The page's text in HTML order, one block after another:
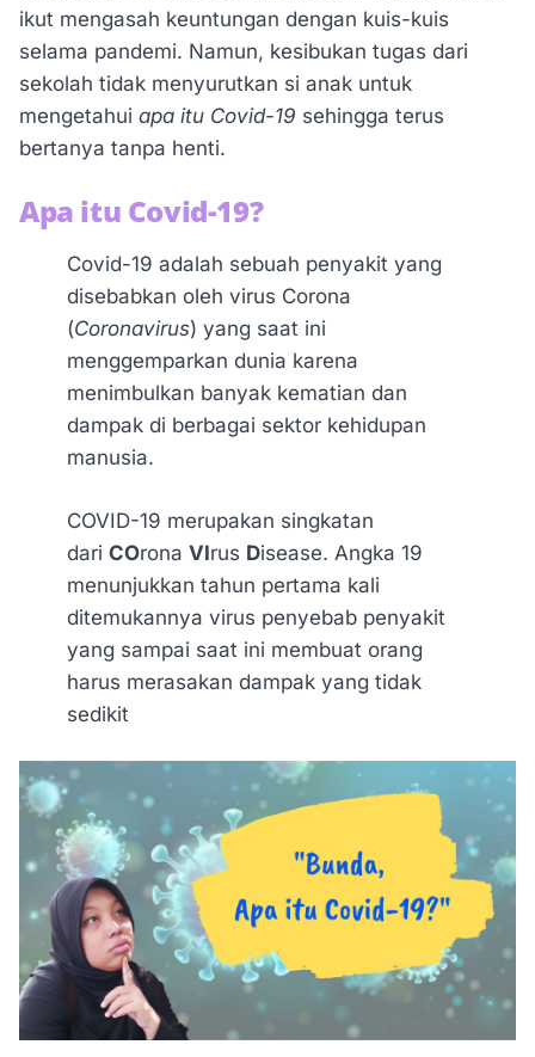
ikut mengasah keuntungan dengan kuis-kuis
selama pandemi. Namun, kesibukan tugas dari
sekolah tidak menyurutkan si anak untuk
mengetahui apa itu Covid-19 sehingga terus
bertanya tanpa henti.
Apa itu Covid-19?
Covid-19 adalah sebuah penyakit yang
disebabkan oleh virus Corona
(Coronavirus) yang saat ini
menggemparkan dunia karena
menimbulkan banyak kematian dan
dampak di berbagai sektor kehidupan
manusia.
COVID-19 merupakan singkatan
dari COrona VIrus Disease. Angka 19
menunjukkan tahun pertama kali
ditemukannya virus penyebab penyakit
yang sampai saat ini membuat orang
harus merasakan dampak yang tidak
sedikit